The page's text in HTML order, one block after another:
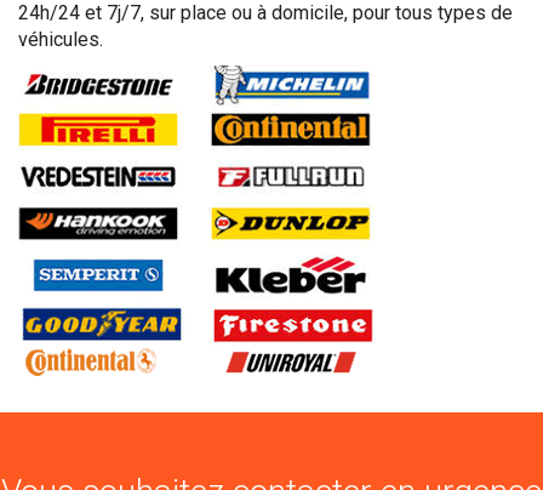
24h/24 et 7j/7, sur place ou à domicile, pour tous types de
véhicules.